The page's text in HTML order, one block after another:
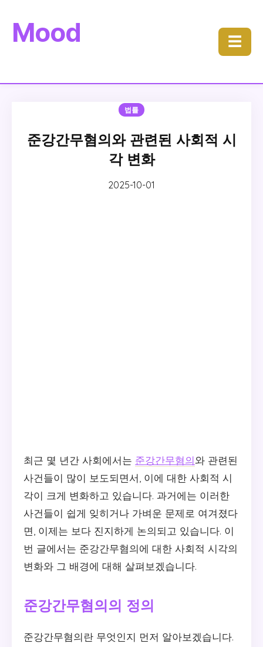
Mood ☰
법률
준강간무혐의와 관련된 사회적 시
각 변화
2025-10-01
최근 몇 년간 사회에서는 준강간무혐의와 관련된
사건들이 많이 보도되면서, 이에 대한 사회적 시
각이 크게 변화하고 있습니다. 과거에는 이러한
사건들이 쉽게 잊히거나 가벼운 문제로 여겨졌다
면, 이제는 보다 진지하게 논의되고 있습니다. 이
번 글에서는 준강간무혐의에 대한 사회적 시각의
변화와 그 배경에 대해 살펴보겠습니다.
준강간무혐의의 정의
준강간무혐의란 무엇인지 먼저 알아보겠습니다.